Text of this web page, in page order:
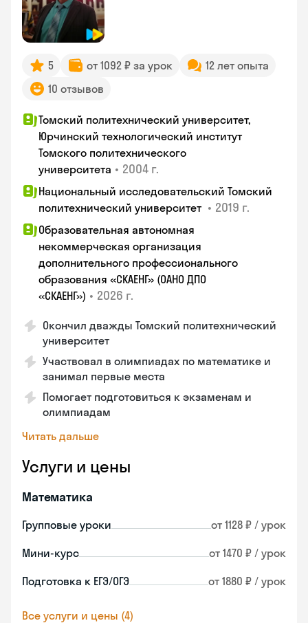
5 от 1092 ₽ за урок
12 лет опыта
10 отзывов
Томский политехнический университет,
Юрчинский технологический институт
Томского политехнического
университета • 2004 г.
Национальный исследовательский Томский
политехнический университет • 2019 г.
Образовательная автономная
некоммерческая организация
дополнительного профессионального
образования «СКАЕНГ» (ОАНО ДПО
«СКАЕНГ») • 2026 г.
Окончил дважды Томский политехнический
университет
Участвовал в олимпиадах по математике и
занимал первые места
Помогает подготовиться к экзаменам и
олимпиадам
Читать дальше
Услуги и цены
Математика
Групповые уроки от 1128 ₽ / урок
Мини-курс от 1470 ₽ / урок
Подготовка к ЕГЭ/ОГЭ от 1880 ₽ / урок
Все услуги и цены (4)